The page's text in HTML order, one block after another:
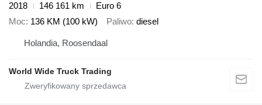
2018
146 161 km
Euro 6
Moc 136 KM (100 kW) Paliwo diesel
Holandia, Roosendaal
World Wide Truck Trading